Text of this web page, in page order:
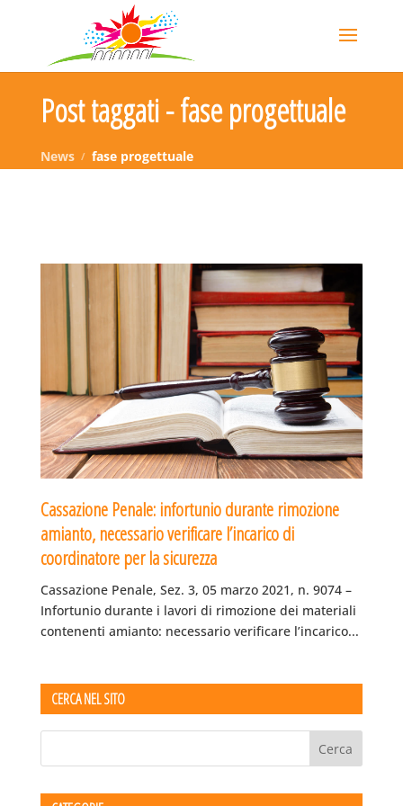
Post taggati - fase progettuale
News fase progettuale
Cassazione Penale: infortunio durante rimozione
amianto, necessario verificare l’incarico di
coordinatore per la sicurezza
Cassazione Penale, Sez. 3, 05 marzo 2021, n. 9074 –
Infortunio durante i lavori di rimozione dei materiali
contenenti amianto: necessario verificare l’incarico...
CERCA NEL SITO